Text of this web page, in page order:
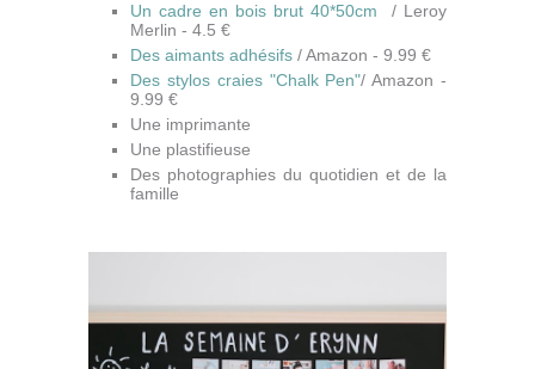
Un cadre en bois brut 40*50cm / Leroy
Merlin - 4.5 €
Des aimants adhésifs / Amazon - 9.99 €
Des stylos craies "Chalk Pen"/ Amazon -
9.99 €
Une imprimante
Une plastifieuse
Des photographies du quotidien et de la
famille